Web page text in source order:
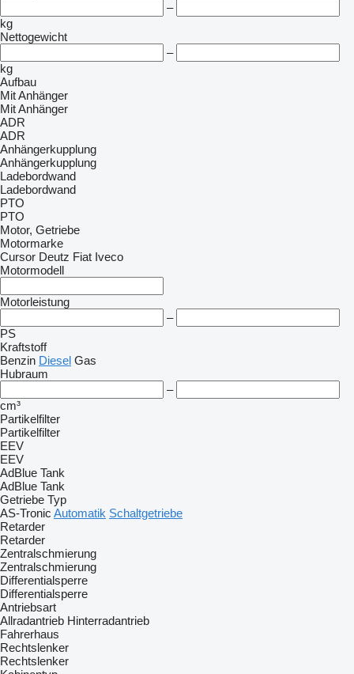
–
kg
Nettogewicht
–
kg
Aufbau
Mit Anhänger
Mit Anhänger
ADR
ADR
Anhängerkupplung
Anhängerkupplung
Ladebordwand
Ladebordwand
PTO
PTO
Motor, Getriebe
Motormarke
Cursor Deutz Fiat Iveco
Motormodell
Motorleistung
–
PS
Kraftstoff
Benzin Diesel Gas
Hubraum
–
cm³
Partikelfilter
Partikelfilter
EEV
EEV
AdBlue Tank
AdBlue Tank
Getriebe Typ
AS-Tronic Automatik Schaltgetriebe
Retarder
Retarder
Zentralschmierung
Zentralschmierung
Differentialsperre
Differentialsperre
Antriebsart
Allradantrieb Hinterradantrieb
Fahrerhaus
Rechtslenker
Rechtslenker